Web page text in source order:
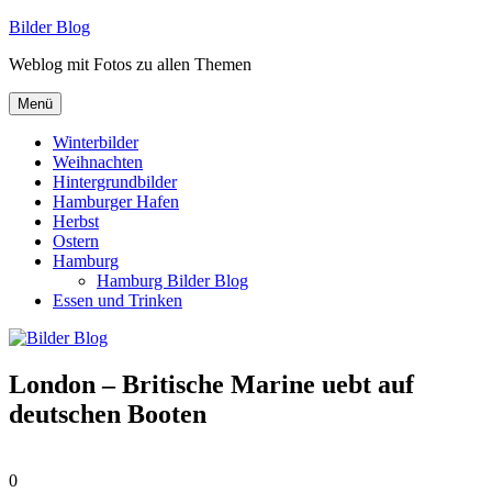
Zum
springen
Bilder Blog
Weblog mit Fotos zu allen Themen
Menü
Winterbilder
Weihnachten
Hintergrundbilder
Hamburger Hafen
Herbst
Ostern
Hamburg
Hamburg Bilder Blog
Essen und Trinken
London – Britische Marine uebt auf
deutschen Booten
0